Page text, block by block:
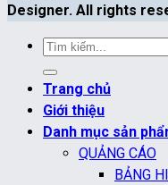
Designer. All rights
Tìm
kiếm:
Trang chủ
Giới thiệu
Danh mục sản
QUẢNG CÁO
BẢNG